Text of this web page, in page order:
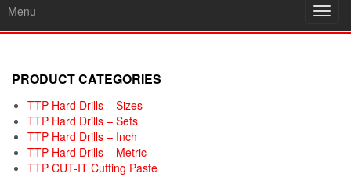
Menu
PRODUCT CATEGORIES
TTP Hard Drills – Sizes
TTP Hard Drills – Sets
TTP Hard Drills – Inch
TTP Hard Drills – Metric
TTP CUT-IT Cutting Paste